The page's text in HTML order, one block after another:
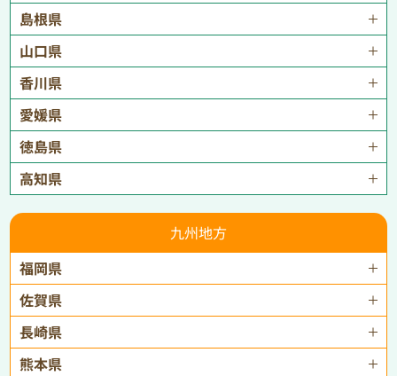
島根県
山口県
香川県
愛媛県
徳島県
高知県
九州地方
福岡県
佐賀県
長崎県
熊本県